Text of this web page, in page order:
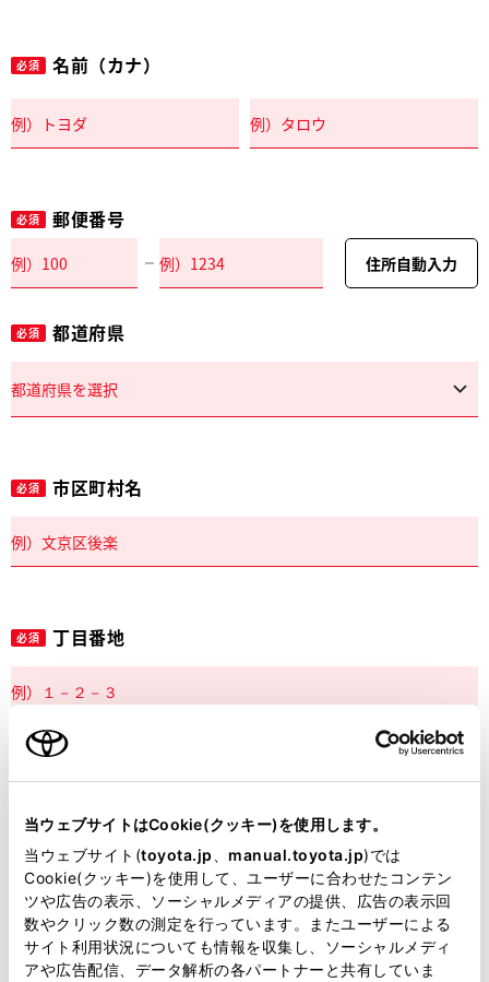
当ウェブサイトはCookie(クッキー)を使用します。
当ウェブサイト(toyota.jp manual.toyota.jp)では
Cookie(クッキー)を使用して、ユーザーに合わせたコンテン
ツや広告の表示、ソーシャルメディアの提供、広告の表示回
数やクリック数の測定を行っています。またユーザーによる
サイト利用状況についても情報を収集し、ソーシャルメディ
アや広告配信、データ解析の各パートナーと共有していま
必須 名前（カナ）
必須 郵便番号
住所自動入力
必須 都道府県
必須 市区町村名
必須 丁目番地
任意 建物名
必須 ご希望の連絡方法